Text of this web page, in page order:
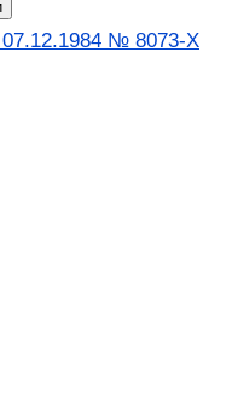
07.12.1984 № 8073-X